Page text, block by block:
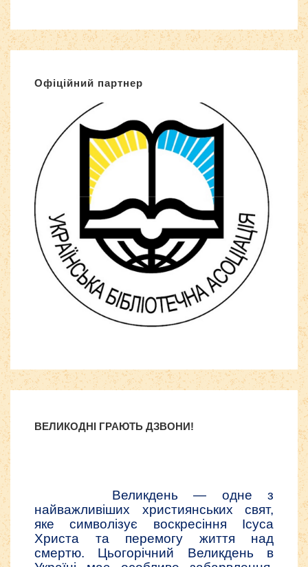
Офіційний партнер
ВЕЛИКОДНІ ГРАЮТЬ ДЗВОНИ!
Великдень — одне з
найважливіших християнських свят,
яке символізує воскресіння Ісуса
Христа та перемогу життя над
смертю. Цьогорічний Великдень в